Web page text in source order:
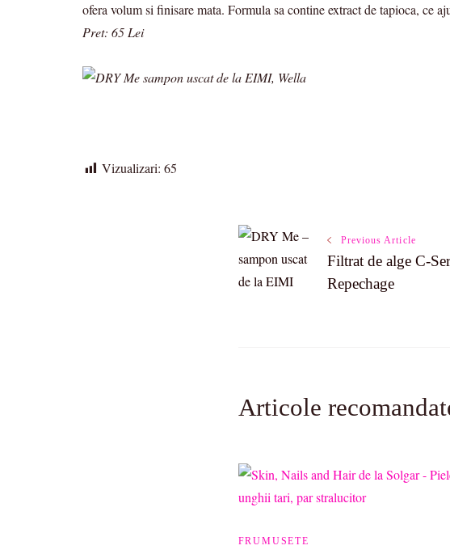
ofera volum si finisare mata. Formula sa contine extract de tapioca, ce
Pret: 65 Lei
Vizualizari: 65
Post
Navigation
Previous Article
Filtrat de alge C-
Repechage
Articole
FRUMUSETE